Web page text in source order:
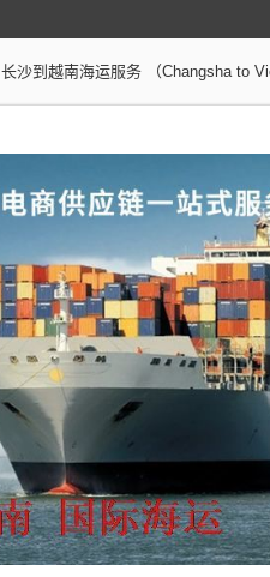
长沙到越南海运服务 （Changsha to